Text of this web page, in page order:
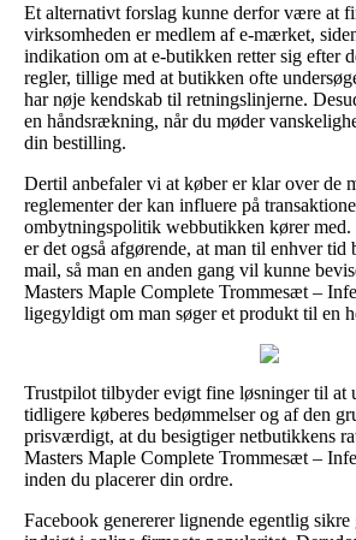
Et alternativt forslag kunne derfor være at
virksomheden er medlem af e-mærket,
indikation om at e-butikken retter sig efter
regler, tillige med at butikken ofte
har nøje kendskab til retningslinjerne.
en håndsrækning, når du møder
din bestilling.
Dertil anbefaler vi at køber er klar over de
reglementer der kan influere på
ombytningspolitik webbutikken kører med.
er det også afgørende, at man til enhver tid
mail, så man en anden gang vil kunne
Masters Maple Complete Trommesæt –
ligegyldigt om man søger et produkt til en
Trustpilot tilbyder evigt fine løsninger til at
tidligere køberes bedømmelser og af den
prisværdigt, at du besigtiger netbutikkens
Masters Maple Complete Trommesæt –
inden du placerer din ordre.
Facebook genererer lignende egentlig